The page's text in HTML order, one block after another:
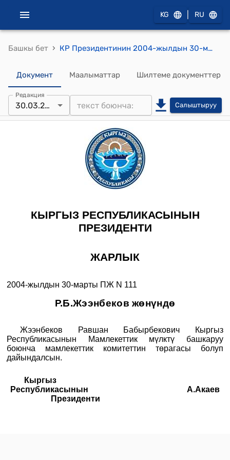
KG RU
Башкы бет › КР Президентинин 2004-жылдын 30-мартындагы ПЖ N 111 "Р.Б.Жээнбеков жөнүндө" жарлыгы
Документ Маалыматтар Шилтеме документтер
Редакция
30.03.2004 Салыштыруу